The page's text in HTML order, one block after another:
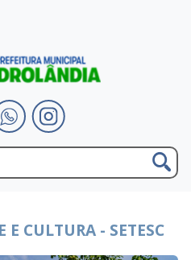
E CULTURA - SETESC